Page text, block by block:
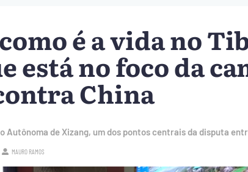
é a vida no
está no foco da
China
Autônoma de Xizang, um dos pontos centrais da disputa
MAURO RAMOS